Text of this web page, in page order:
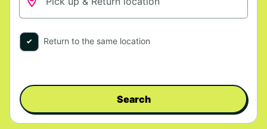
Return to the same location
Search